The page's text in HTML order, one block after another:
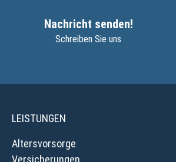
Nachricht senden!
Schreiben Sie uns
LEISTUNGEN
Altersvorsorge